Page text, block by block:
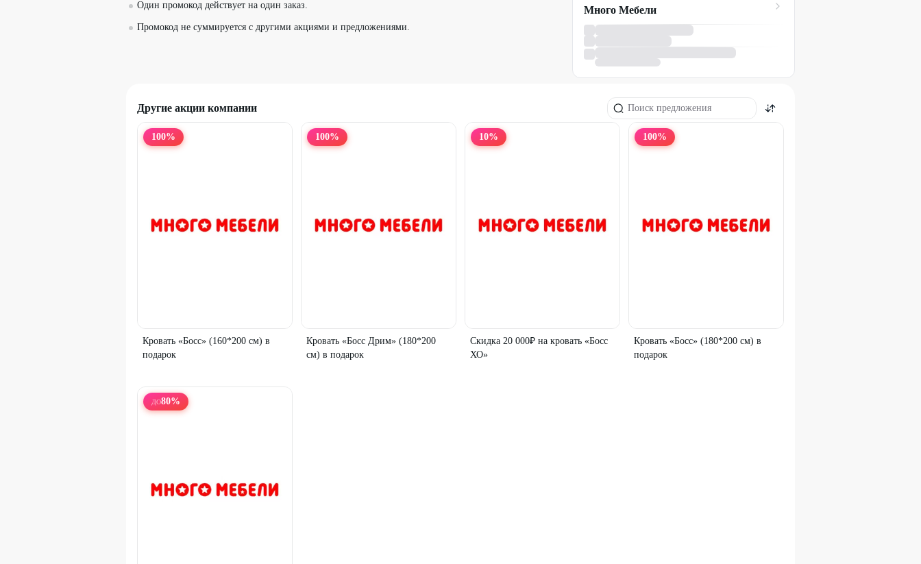
Один промокод действует на один заказ.
Промокод не суммируется с другими акциями и предложениями.
Много Мебели
Другие акции компании
100%
Кровать «Босс» (160*200 см) в
подарок
100%
Кровать «Босс Дрим» (180*200
см) в подарок
10%
Скидка 20 000₽ на кровать «Босс
ХО»
100%
Кровать «Босс» (180*200 см) в
подарок
ДО80%